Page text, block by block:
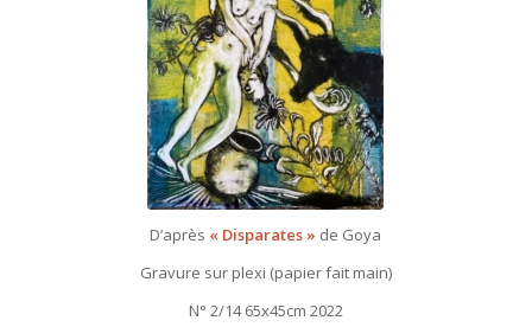
D’après « Disparates » de Goya
Gravure sur plexi (papier fait main)
N° 2/14 65x45cm 2022